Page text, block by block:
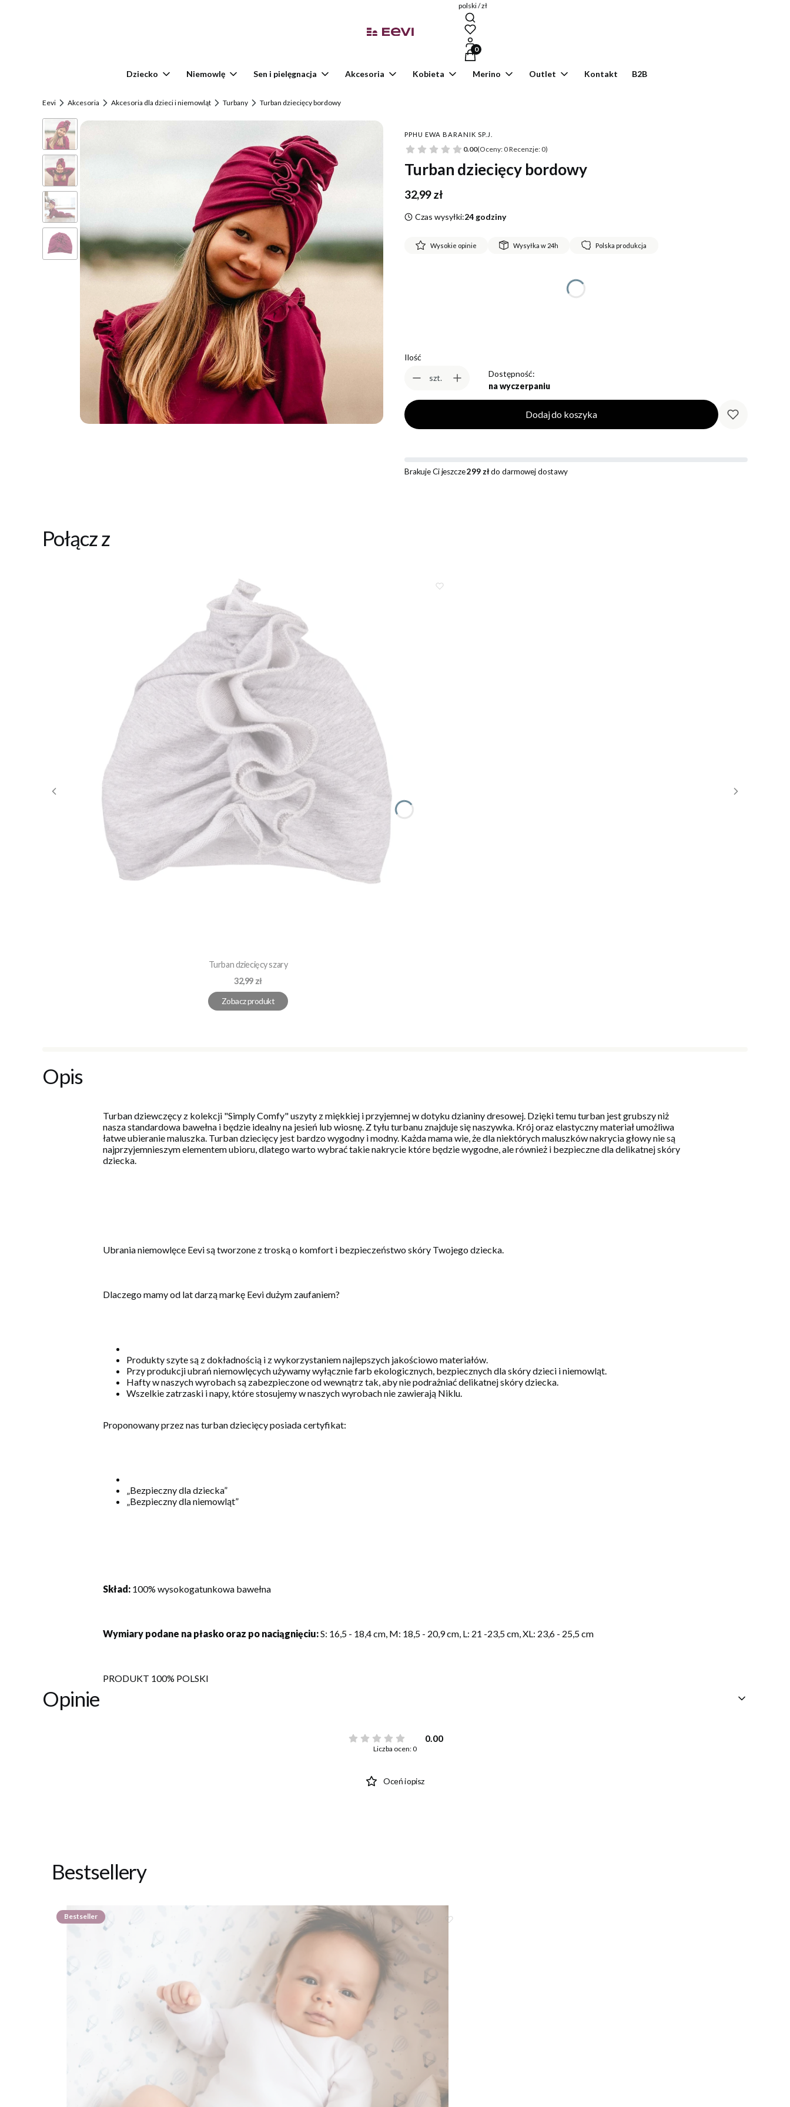
polski / zł
Produkty w koszyku: 0. Zobacz szczegóły
Dziecko Niemowlę Sen i pielęgnacja Akcesoria Kobieta Merino Outlet Kontakt B2B
Eevi Akcesoria Akcesoria dla dzieci i niemowląt Turbany Turban dziecięcy bordowy
PPHU EWA BARANIK SP.J.
0.00(Oceny: 0 Recenzje: 0)
Turban dziecięcy bordowy
Cena
32,99 zł
Czas wysyłki:24 godziny
Wysokie opinie Wysyłka w 24h Polska produkcja
Ilość
szt.
Dostępność:
na wyczerpaniu
Dodaj do koszyka
Brakuje Ci jeszcze299 złdo darmowej dostawy
Połącz z
Turban dziecięcy szary
Cena
32,99 zł
Zobacz produkt
Opis
Turban dziewczęcy z kolekcji "Simply Comfy" uszyty z miękkiej i przyjemnej w dotyku dzianiny dresowej. Dzięki temu turban jest grubszy niż
nasza standardowa bawełna i będzie idealny na jesień lub wiosnę. Z tyłu turbanu znajduje się naszywka. Krój oraz elastyczny materiał umożliwa
łatwe ubieranie maluszka. Turban dziecięcy jest bardzo wygodny i modny. Każda mama wie, że dla niektórych maluszków nakrycia głowy nie są
najprzyjemnieszym elementem ubioru, dlatego warto wybrać takie nakrycie które będzie wygodne, ale również i bezpieczne dla delikatnej skóry
dziecka.
Ubrania niemowlęce Eevi są tworzone z troską o komfort i bezpieczeństwo skóry Twojego dziecka.
Dlaczego mamy od lat darzą markę Eevi dużym zaufaniem?
Produkty szyte są z dokładnością i z wykorzystaniem najlepszych jakościowo materiałów.
Przy produkcji ubrań niemowlęcych używamy wyłącznie farb ekologicznych, bezpiecznych dla skóry dzieci i niemowląt.
Hafty w naszych wyrobach są zabezpieczone od wewnątrz tak, aby nie podrażniać delikatnej skóry dziecka.
Wszelkie zatrzaski i napy, które stosujemy w naszych wyrobach nie zawierają Niklu.
Proponowany przez nas turban dziecięcy posiada certyfikat:
„Bezpieczny dla dziecka”
„Bezpieczny dla niemowląt”
Skład: 100% wysokogatunkowa bawełna
Wymiary podane na płasko oraz po naciągnięciu:S: 16,5 - 18,4 cm, M: 18,5 - 20,9 cm, L: 21 -23,5 cm, XL: 23,6 - 25,5 cm
PRODUKT 100% POLSKI
Opinie
0.00
Liczba ocen: 0
Oceń i opisz
Bestsellery
Bestseller